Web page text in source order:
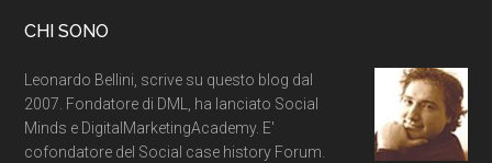
CHI SONO
Leonardo Bellini, scrive su questo blog dal
2007. Fondatore di DML, ha lanciato Social
Minds e DigitalMarketingAcademy. E'
cofondatore del Social case history Forum.